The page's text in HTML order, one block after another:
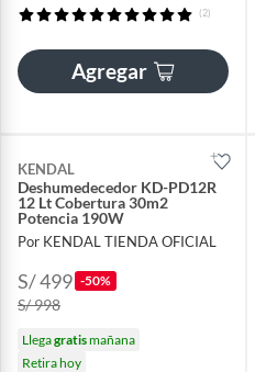
(2)
Agregar
KENDAL
Deshumedecedor KD-PD12R
12 Lt Cobertura 30m2
Potencia 190W
Por KENDAL TIENDA OFICIAL
S/ 499 -50%
S/ 998
Llegagratismañana
Retira hoy